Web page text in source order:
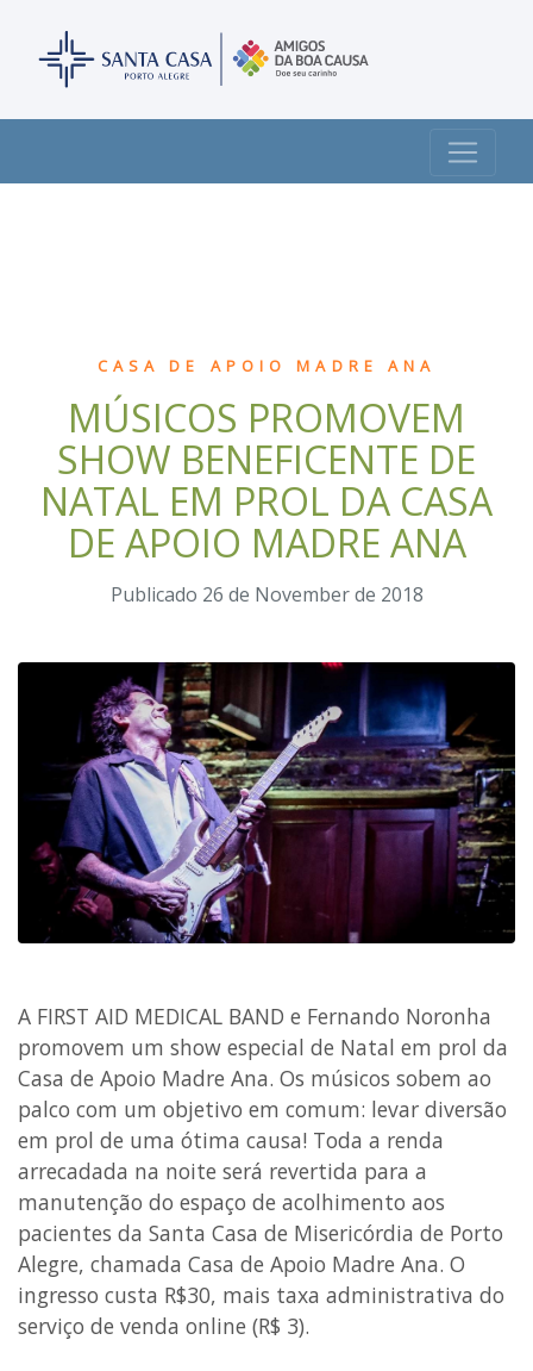
CASA DE APOIO MADRE ANA
MÚSICOS PROMOVEM
SHOW BENEFICENTE DE
NATAL EM PROL DA CASA
DE APOIO MADRE ANA
Publicado 26 de November de 2018
A FIRST AID MEDICAL BAND e Fernando Noronha
promovem um show especial de Natal em prol da
Casa de Apoio Madre Ana. Os músicos sobem ao
palco com um objetivo em comum: levar diversão
em prol de uma ótima causa! Toda a renda
arrecadada na noite será revertida para a
manutenção do espaço de acolhimento aos
pacientes da Santa Casa de Misericórdia de Porto
Alegre, chamada Casa de Apoio Madre Ana. O
ingresso custa R$30, mais taxa administrativa do
serviço de venda online (R$ 3).